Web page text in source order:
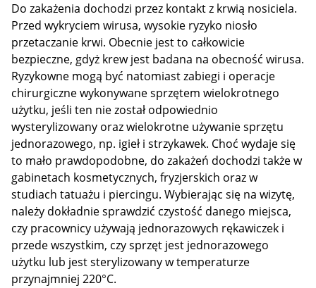
Do zakażenia dochodzi przez kontakt z krwią nosiciela.
Przed wykryciem wirusa, wysokie ryzyko niosło
przetaczanie krwi. Obecnie jest to całkowicie
bezpieczne, gdyż krew jest badana na obecność wirusa.
Ryzykowne mogą być natomiast zabiegi i operacje
chirurgiczne wykonywane sprzętem wielokrotnego
użytku, jeśli ten nie został odpowiednio
wysterylizowany oraz wielokrotne używanie sprzętu
jednorazowego, np. igieł i strzykawek. Choć wydaje się
to mało prawdopodobne, do zakażeń dochodzi także w
gabinetach kosmetycznych, fryzjerskich oraz w
studiach tatuażu i piercingu. Wybierając się na wizytę,
należy dokładnie sprawdzić czystość danego miejsca,
czy pracownicy używają jednorazowych rękawiczek i
przede wszystkim, czy sprzęt jest jednorazowego
użytku lub jest sterylizowany w temperaturze
przynajmniej 220°C.